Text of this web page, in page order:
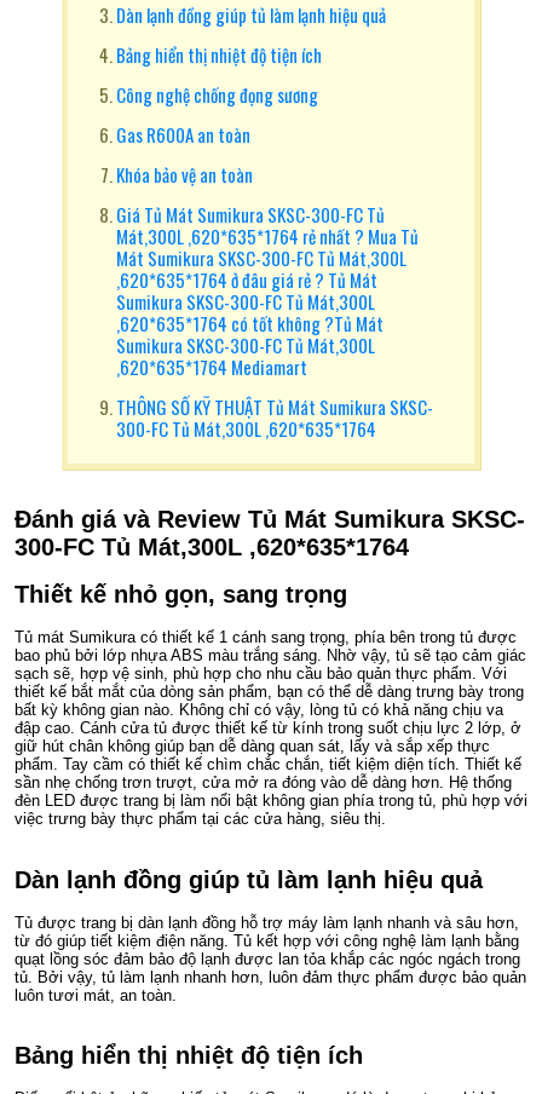
Dàn lạnh đồng giúp tủ làm lạnh hiệu quả
Bảng hiển thị nhiệt độ tiện ích
Công nghệ chống đọng sương
Gas R600A an toàn
Khóa bảo vệ an toàn
Giá Tủ Mát Sumikura SKSC-300-FC Tủ
Mát,300L ,620*635*1764 rẻ nhất ? Mua Tủ
Mát Sumikura SKSC-300-FC Tủ Mát,300L
,620*635*1764 ở đâu giá rẻ ? Tủ Mát
Sumikura SKSC-300-FC Tủ Mát,300L
,620*635*1764 có tốt không ?Tủ Mát
Sumikura SKSC-300-FC Tủ Mát,300L
,620*635*1764 Mediamart
THÔNG SỐ KỸ THUẬT Tủ Mát Sumikura SKSC-
300-FC Tủ Mát,300L ,620*635*1764
Đánh giá và Review Tủ Mát Sumikura SKSC-
300-FC Tủ Mát,300L ,620*635*1764
Thiết kế nhỏ gọn, sang trọng
Tủ mát Sumikura có thiết kế 1 cánh sang trọng, phía bên trong tủ được
bao phủ bởi lớp nhựa ABS màu trắng sáng. Nhờ vậy, tủ sẽ tạo cảm giác
sạch sẽ, hợp vệ sinh, phù hợp cho nhu cầu bảo quản thực phẩm. Với
thiết kế bắt mắt của dòng sản phẩm, bạn có thể dễ dàng trưng bày trong
bất kỳ không gian nào. Không chỉ có vậy, lòng tủ có khả năng chịu va
đập cao. Cánh cửa tủ được thiết kế từ kính trong suốt chịu lực 2 lớp, ở
giữ hút chân không giúp bạn dễ dàng quan sát, lấy và sắp xếp thực
phẩm. Tay cầm có thiết kế chìm chắc chắn, tiết kiệm diện tích. Thiết kế
sần nhẹ chống trơn trượt, cửa mở ra đóng vào dễ dàng hơn. Hệ thống
đèn LED được trang bị làm nổi bật không gian phía trong tủ, phù hợp với
việc trưng bày thực phẩm tại các cửa hàng, siêu thị.
Dàn lạnh đồng giúp tủ làm lạnh hiệu quả
Tủ được trang bị dàn lạnh đồng hỗ trợ máy làm lạnh nhanh và sâu hơn,
từ đó giúp tiết kiệm điện năng. Tủ kết hợp với công nghệ làm lạnh bằng
quạt lồng sóc đảm bảo độ lạnh được lan tỏa khắp các ngóc ngách trong
tủ. Bởi vậy, tủ làm lạnh nhanh hơn, luôn đảm thực phẩm được bảo quản
luôn tươi mát, an toàn.
Bảng hiển thị nhiệt độ tiện ích